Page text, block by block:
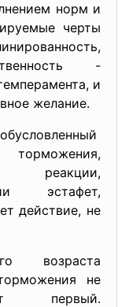
норм и
черты
-
и
желание.
реакции,
эстафет,
действие, не
возраста
не
первый.